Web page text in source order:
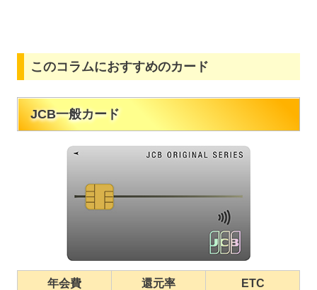
このコラムにおすすめのカード
JCB一般カード
年会費 還元率 ETC